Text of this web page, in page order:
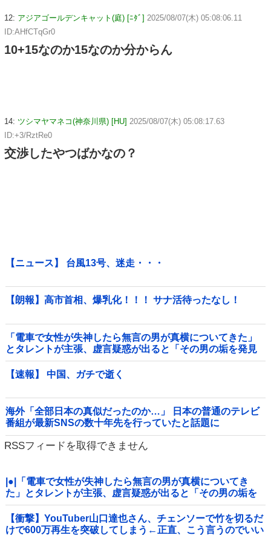
12: アジアゴールデンキャット(庭) [ﾆﾀﾞ] 2025/08/07(木) 05:08:06.11
ID:AHfCTqGr0
10+15なのか15なのか分からん
14: ツシマヤマネコ(神奈川県) [HU] 2025/08/07(木) 05:08:17.63
ID:+3/RztRe0
交渉したやつばかなの？
【ニュース】 台風13号、迷走・・・
【朗報】高市首相、爆乳化！！！ サナ活待ったなし！
「電車で女性が失神したら無言の男が真横についてきた」
とタレントが主張、虚言疑惑が出ると「その男の垢を発見
した」と追加主張するも……他
【速報】 中国、ガチで逝く
海外「全部日本の真似だったのか…」 日本の普通のテレビ
番組が最新SNSの数十年先を行っていたと話題に
RSSフィードを取得できません
|●|「電車で女性が失神したら無言の男が真横についてき
た」とタレントが主張、虚言疑惑が出ると「その男の垢を
発見した」と追加主張するも……
【衝撃】YouTuber山口達也さん、チェンソーで竹を切るだ
けで600万再生を突破してしまう←正直、こう言うのでいい